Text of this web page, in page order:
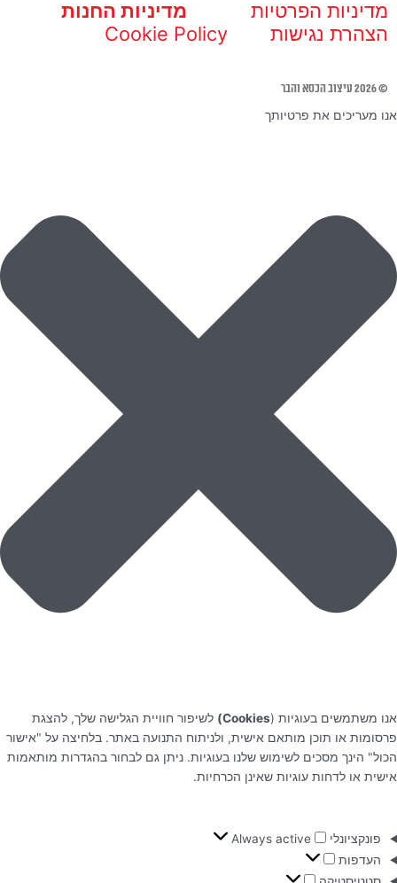
מדיניות הפרטיות
מדיניות החנות
הצהרת נגישות
Cookie Policy
© 2026 עיצוב הכסא והבר
אנו מעריכים את פרטיותך
אנו משתמשים בעוגיות (Cookies)
לשיפור חוויית הגלישה שלך, להצגת
פרסומות או תוכן מותאם אישית, ולניתוח התנועה באתר. בלחיצה על "אישור
הכול" הינך מסכים לשימוש שלנו בעוגיות. ניתן גם לבחור בהגדרות מותאמות
אישית או לדחות עוגיות שאינן הכרחיות.
פונקציונלי
Always active
העדפות